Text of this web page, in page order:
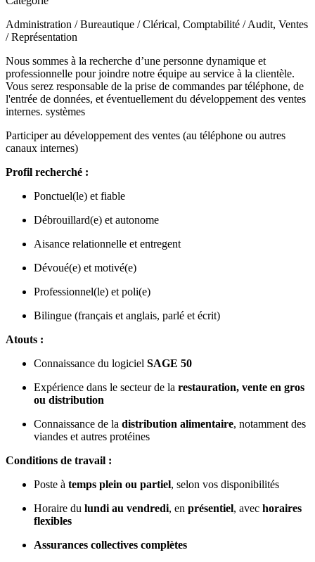
Administration / Bureautique / Clérical, Comptabilité / Audit, Ventes
/ Représentation
Nous sommes à la recherche d’une personne dynamique et
professionnelle pour joindre notre équipe au service à la clientèle.
Vous serez responsable de la prise de commandes par téléphone, de
l'entrée de données, et éventuellement du développement des ventes
internes. systèmes
Participer au développement des ventes (au téléphone ou autres
canaux internes)
Profil recherché :
Ponctuel(le) et fiable
Débrouillard(e) et autonome
Aisance relationnelle et entregent
Dévoué(e) et motivé(e)
Professionnel(le) et poli(e)
Bilingue (français et anglais, parlé et écrit)
Atouts :
Connaissance du logiciel SAGE 50
Expérience dans le secteur de la restauration, vente en gros
ou distribution
Connaissance de la distribution alimentaire, notamment des
viandes et autres protéines
Conditions de travail :
Poste à temps plein ou partiel, selon vos disponibilités
Horaire du lundi au vendredi, en présentiel, avec horaires
flexibles
Assurances collectives complètes